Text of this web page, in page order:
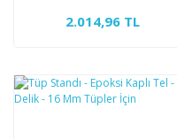
2.014,96 TL